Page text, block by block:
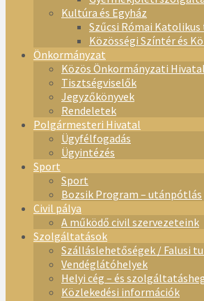
Kultúra és Egyház
Szűcsi Római
Közösségi Színtér és
Önkormányzat
Közös Önkormányzati Hivatal
Tisztségviselők
Jegyzőkönyvek
Rendeletek
Polgármesteri Hivatal
Ügyfélfogadás
Ügyintézés
Sport
Sport
Bozsik Program – utánpótlás
Civil pálya
A működő civil szervezeteink
Szolgáltatások
Szálláslehetőségek / Falusi
Vendéglátóhelyek
Helyi cég – és
Közlekedési információk